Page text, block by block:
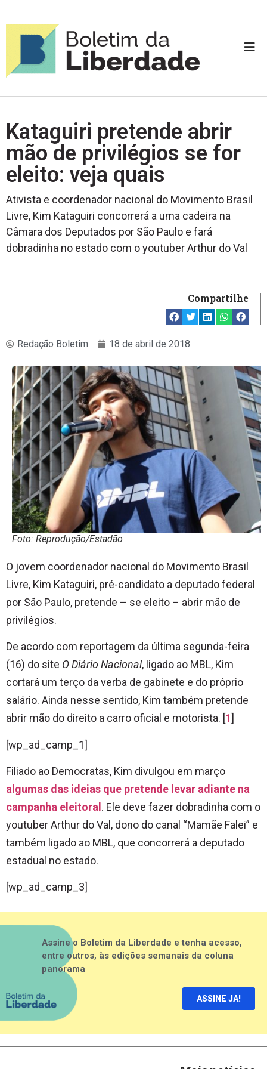
Kataguiri pretende abrir
mão de privilégios se for
eleito: veja quais
Ativista e coordenador nacional do Movimento Brasil
Livre, Kim Kataguiri concorrerá a uma cadeira na
Câmara dos Deputados por São Paulo e fará
dobradinha no estado com o youtuber Arthur do Val
Compartilhe
Redação Boletim 18 de abril de 2018
Foto: Reprodução/Estadão
O jovem coordenador nacional do Movimento Brasil
Livre, Kim Kataguiri, pré-candidato a deputado federal
por São Paulo, pretende – se eleito – abrir mão de
privilégios.
De acordo com reportagem da última segunda-feira
(16) do site O Diário Nacional, ligado ao MBL, Kim
cortará um terço da verba de gabinete e do próprio
salário. Ainda nesse sentido, Kim também pretende
abrir mão do direito a carro oficial e motorista. [1]
[wp_ad_camp_1]
Filiado ao Democratas, Kim divulgou em março
algumas das ideias que pretende levar adiante na
campanha eleitoral . Ele deve fazer dobradinha com o
youtuber Arthur do Val, dono do canal “Mamãe Falei” e
também ligado ao MBL, que concorrerá a deputado
estadual no estado.
[wp_ad_camp_3]
Assine o Boletim da Liberdade e tenha acesso,
entre outros, às edições semanais da coluna
panorama
ASSINE JA!